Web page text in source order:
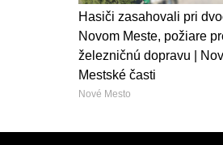
Hasiči zasahovali pri
Novom Meste, požiare
železničnú dopravu |
Mestské časti
Nové Mesto